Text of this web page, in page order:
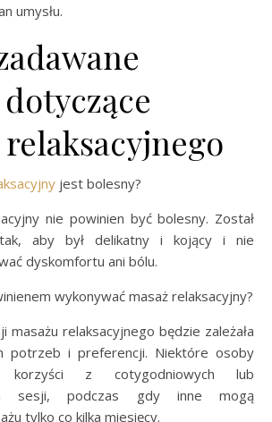
umysłu.
jest bolesny?
nie powinien być bolesny. Został
tak, aby był delikatny i kojący i nie
dyskomfortu ani bólu.
wykonywać masaż relaksacyjny?
masażu relaksacyjnego będzie zależała
potrzeb i preferencji. Niektóre osoby
korzyści z cotygodniowych lub
sesji, podczas gdy inne mogą
tylko co kilka miesięcy.